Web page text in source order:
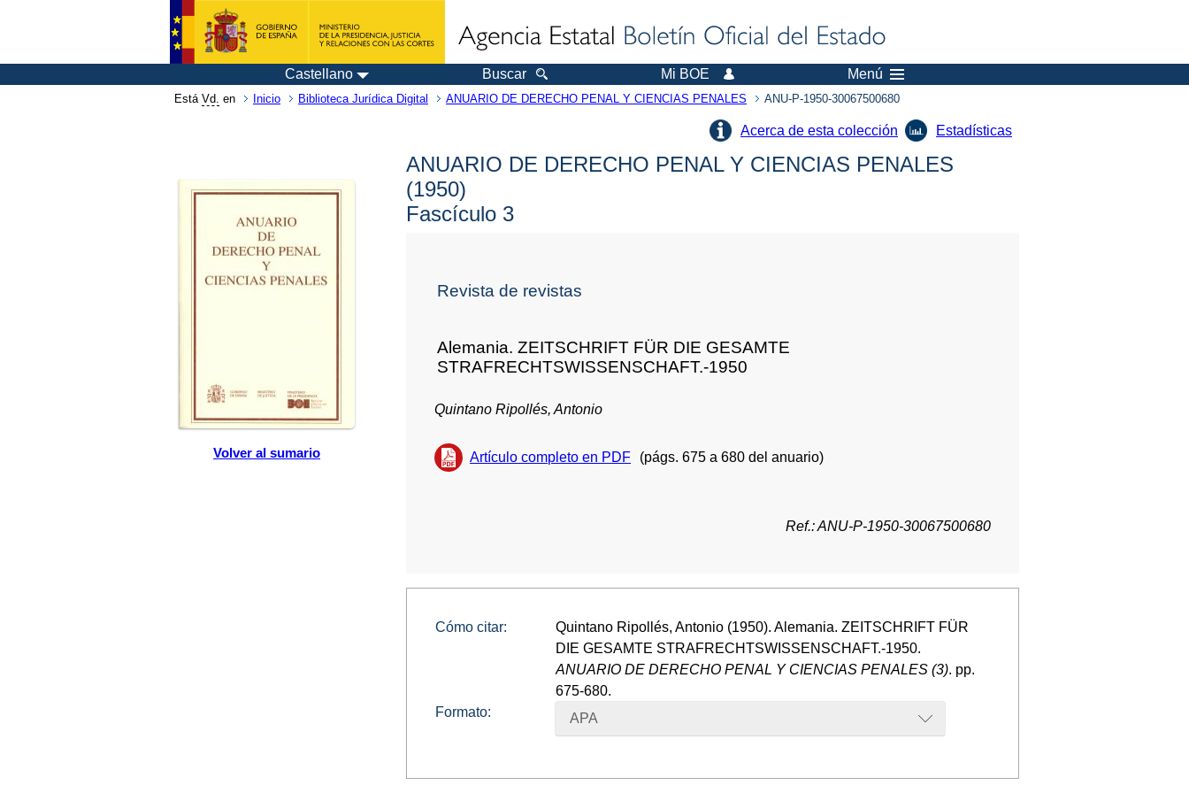
Castellano Buscar Mi BOE Menú
Está Vd. en Inicio Biblioteca Jurídica Digital ANUARIO DE DERECHO PENAL Y CIENCIAS PENALES ANU-P-1950-30067500680
Acerca de esta colección Estadísticas
Volver al sumario
ANUARIO DE DERECHO PENAL Y CIENCIAS PENALES
(1950)
Fascículo 3
Revista de revistas
Alemania. ZEITSCHRIFT FÜR DIE GESAMTE
STRAFRECHTSWISSENSCHAFT.-1950
Quintano Ripollés, Antonio
Artículo completo en PDF (págs. 675 a 680 del anuario)
Ref.: ANU-P-1950-30067500680
Cómo citar:
Quintano Ripollés, Antonio (1950). Alemania. ZEITSCHRIFT FÜR
DIE GESAMTE STRAFRECHTSWISSENSCHAFT.-1950.
ANUARIO DE DERECHO PENAL Y CIENCIAS PENALES (3). pp.
675-680.
Formato:
APA